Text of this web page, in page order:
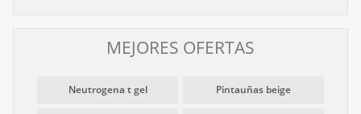
MEJORES OFERTAS
Neutrogena t gel Pintauñas beige